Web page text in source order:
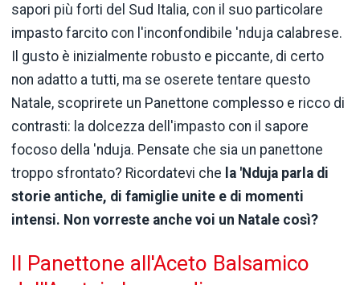
sapori più forti del Sud Italia, con il suo particolare
impasto farcito con l'inconfondibile 'nduja calabrese.
Il gusto è inizialmente robusto e piccante, di certo
non adatto a tutti, ma se oserete tentare questo
Natale, scoprirete un Panettone complesso e ricco di
contrasti: la dolcezza dell'impasto con il sapore
focoso della 'nduja. Pensate che sia un panettone
troppo sfrontato? Ricordatevi che la 'Nduja parla di
storie antiche, di famiglie unite e di momenti
intensi. Non vorreste anche voi un Natale così?
Il Panettone all'Aceto Balsamico